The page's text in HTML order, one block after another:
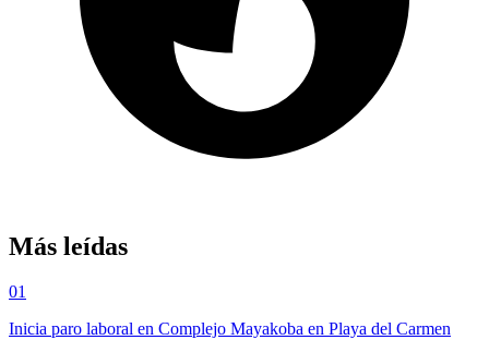
Más leídas
01
Inicia paro laboral en Complejo Mayakoba en Playa del Carmen